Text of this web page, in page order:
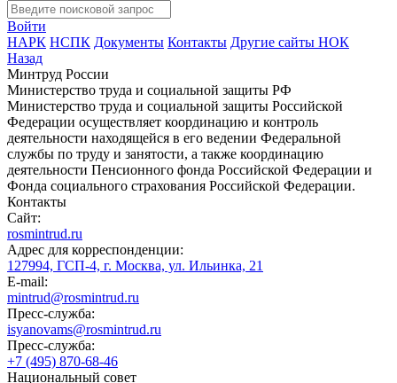
Войти
НАРК НСПК Документы Контакты Другие сайты НОК
Назад
Минтруд России
Министерство труда и социальной защиты РФ
Министерство труда и социальной защиты Российской
Федерации осуществляет координацию и контроль
деятельности находящейся в его ведении Федеральной
службы по труду и занятости, а также координацию
деятельности Пенсионного фонда Российской Федерации и
Фонда социального страхования Российской Федерации.
Контакты
Сайт:
rosmintrud.ru
Адрес для корреспонденции:
127994, ГСП-4, г. Москва, ул. Ильинка, 21
E-mail:
mintrud@rosmintrud.ru
Пресс-служба:
isyanovams@rosmintrud.ru
Пресс-служба:
+7 (495) 870-68-46
Национальный совет